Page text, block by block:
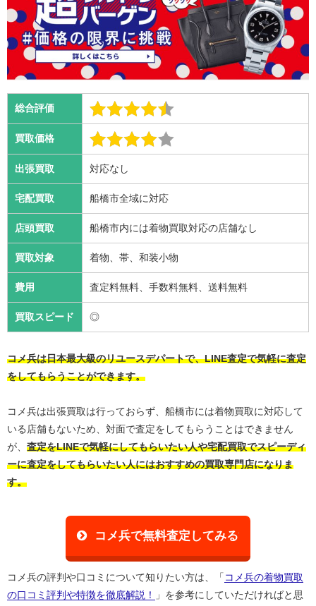
総合評価
買取価格
出張買取 対応なし
宅配買取 船橋市全域に対応
店頭買取 船橋市内には着物買取対応の店舗なし
買取対象 着物、帯、和装小物
費用 査定料無料、手数料無料、送料無料
買取スピード ◎
コメ兵は日本最大級のリユースデパートで、LINE査定で気軽に査定
をしてもらうことができます。
コメ兵は出張買取は行っておらず、船橋市には着物買取に対応して
いる店舗もないため、対面で査定をしてもらうことはできません
が、 査定をLINEで気軽にしてもらいたい人や宅配買取でスピーディ
ーに査定をしてもらいたい人にはおすすめの買取専門店になりま
す。
コメ兵で無料査定してみる
コメ兵の評判や口コミについて知りたい方は、「 コメ兵の着物買取
の口コミ評判や特徴を徹底解説！
」を参考にしていただければと思